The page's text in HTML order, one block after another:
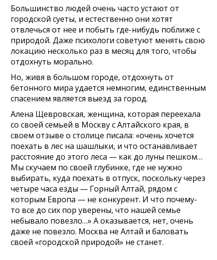
Большинство людей очень часто устают от
городской суеты, и естественно они хотят
отвлечься от нее и побыть где-нибудь поближе с
природой. Даже психологи советуют менять свою
локацию несколько раз в месяц для того, чтобы
отдохнуть морально.
Но, живя в большом городе, отдохнуть от
бетонного мира удается немногим, единственным
спасением является выезд за город.
Алена Щевровская, женщина, которая переехала
со своей семьей в Москву с Алтайского края, в
своем отзыве о столице писала: «очень хочется
поехать в лес на шашлыки, и что останавливает
расстояние до этого леса — как до луны пешком…
Мы скучаем по своей глубинке, где не нужно
выбирать, куда поехать в отпуск, поскольку через
четыре часа езды — Горный Алтай, рядом с
которым Европа — не конкурент. И что почему-
то все до сих пор уверены, что нашей семье
небывало повезло…» А оказывается, нет, очень
даже не повезло. Москва не Алтай и баловать
своей «городской природой» не станет.